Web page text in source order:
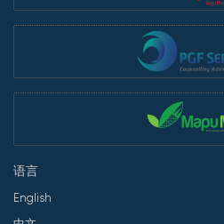
语言
English